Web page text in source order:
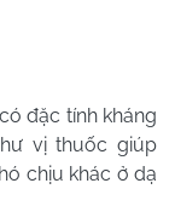
đặc tính kháng
vị thuốc giúp
chịu khác ở dạ